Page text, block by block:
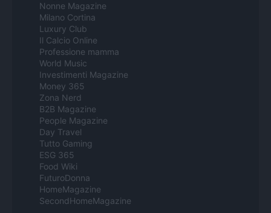
Nonne Magazine
Milano Cortina
Luxury Club
Il Calcio Online
Professione mamma
World Music
Investimenti Magazine
Money 365
Zona Nerd
B2B Magazine
People Magazine
Day Travel
Tutto Gaming
ESG 365
Food Wiki
FuturoDonna
HomeMagazine
SecondHomeMagazine